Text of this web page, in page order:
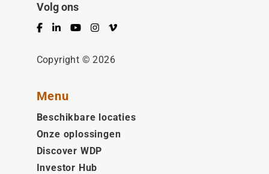
Volg ons
Facebook
LinkedInYouTubeInstagram
Vimeo
Copyright © 2026
Menu
Beschikbare locaties
Onze oplossingen
Discover WDP
Investor Hub